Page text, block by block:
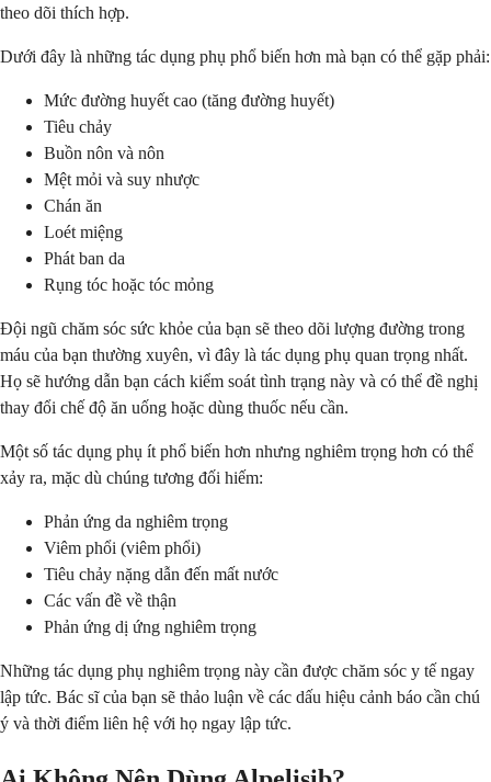
theo dõi thích hợp.
Dưới đây là những tác dụng phụ phổ biến hơn mà bạn có thể gặp phải:
Mức đường huyết cao (tăng đường huyết)
Tiêu chảy
Buồn nôn và nôn
Mệt mỏi và suy nhược
Chán ăn
Loét miệng
Phát ban da
Rụng tóc hoặc tóc mỏng
Đội ngũ chăm sóc sức khỏe của bạn sẽ theo dõi lượng đường trong
máu của bạn thường xuyên, vì đây là tác dụng phụ quan trọng nhất.
Họ sẽ hướng dẫn bạn cách kiểm soát tình trạng này và có thể đề nghị
thay đổi chế độ ăn uống hoặc dùng thuốc nếu cần.
Một số tác dụng phụ ít phổ biến hơn nhưng nghiêm trọng hơn có thể
xảy ra, mặc dù chúng tương đối hiếm:
Phản ứng da nghiêm trọng
Viêm phổi (viêm phổi)
Tiêu chảy nặng dẫn đến mất nước
Các vấn đề về thận
Phản ứng dị ứng nghiêm trọng
Những tác dụng phụ nghiêm trọng này cần được chăm sóc y tế ngay
lập tức. Bác sĩ của bạn sẽ thảo luận về các dấu hiệu cảnh báo cần chú
ý và thời điểm liên hệ với họ ngay lập tức.